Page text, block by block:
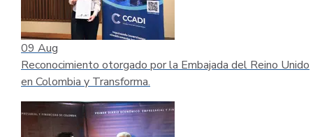
09 Aug
Reconocimiento otorgado por la Embajada del Reino Unido
en Colombia y Transforma.